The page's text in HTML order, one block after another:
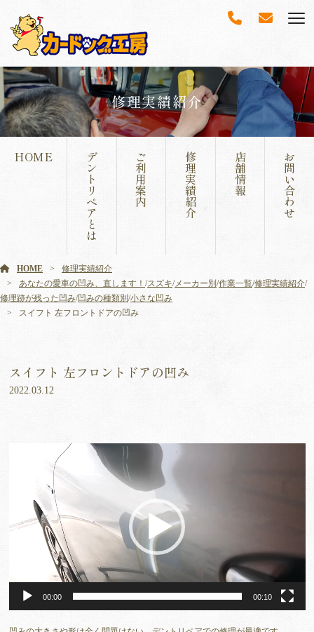
修理実績紹介
HOME デ
ン
ト
リ
ペ
ア
と
は
ご
利
用
案
内
修
理
実
績
紹
介
店
舗
情
報
お
問
い
合
わ
せ
HOME
修理実績紹介
あなたの愛車の凹み、直します！ /スズキ/メーカー別 /作業一覧/修理実績紹介/
修理跡が残った凹み/凹みの種類別 /小さな凹み
スイフト 左フロントドアの凹み
スイフト 左フロントドアの凹み
2022.03.12
ヤ
00:00 00:10